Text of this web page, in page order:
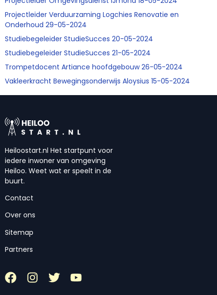
Projectleider Verduurzaming Logchies Renovatie en
Onderhoud 29-05-2024
Studiebegeleider StudieSucces 20-05-2024
Studiebegeleider StudieSucces 21-05-2024
Trompetdocent Artiance hoofdgebouw 26-05-2024
Vakleerkracht Bewegingsonderwijs Aloysius 15-05-2024
Heiloostart.nl Het startpunt voor
iedere inwoner van omgeving
Heiloo. Weet wat er speelt in de
buurt.
Contact
Over ons
Sitemap
Partners